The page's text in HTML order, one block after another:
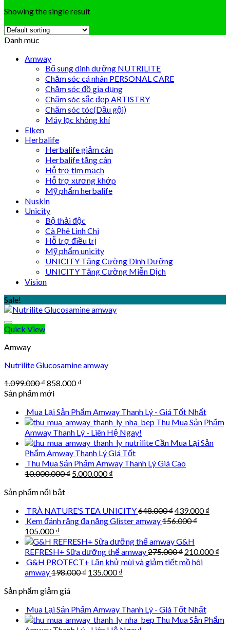
Showing the single result
Danh mục
Amway
Bổ sung dinh dưỡng NUTRILITE
Chăm sóc cá nhân PERSONAL CARE
Chăm sóc đồ gia dụng
Chăm sóc sắc đẹp ARTISTRY
Chăm sóc tóc(Dầu gội)
Máy lọc không khí
Elken
Herbalife
Herbalife giảm cân
Herbalife tăng cân
Hỗ trợ tim mạch
Hỗ trợ xương khớp
Mỹ phẩm herbalife
Nuskin
Unicity
Bộ thải độc
Cà Phê Linh Chi
Hỗ trợ điều trị
Mỹ phẩm unicity
UNICITY Tăng Cường Dinh Dưỡng
UNICITY Tăng Cường Miễn Dịch
Vision
Sale!
Quick View
Amway
Nutrilite Glucosamine amway
1.099.000₫Original
price
1.099.000 ₫.
858.000₫
858.000 ₫.
Sản phẩm mới
Mua Lại Sản Phẩm Amway Thanh Lý - Giá Tốt Nhất
Thu Mua Sản Phẩm
Amway Thanh Lý - Liên Hệ Ngay!
Cần Mua Lại Sản
Phẩm Amway Thanh Lý Giá Tốt
Thu Mua Sản Phẩm Amway Thanh Lý Giá Cao
10.000.000₫ Original
5.000.000₫
Sản phẩm nổi bật
TRÀ NATURE’S TEA UNICITY648.000₫Original
price
648.000 ₫.
439.000₫
Kem đánh răng đa năng Glister amway156.000₫
Original
price
was:
156.000 ₫.
105.000₫
price
is:
105.000 ₫.
G&H
REFRESH+ Sữa dưỡng thể amway275.000₫ Original
price
210.000₫
G&H PROTECT+ Lăn khử mùi và giảm tiết mồ hôi
amway198.000₫ Original
135.000₫
Sản phẩm giảm giá
Mua Lại Sản Phẩm Amway Thanh Lý - Giá Tốt Nhất
Thu Mua Sản Phẩm